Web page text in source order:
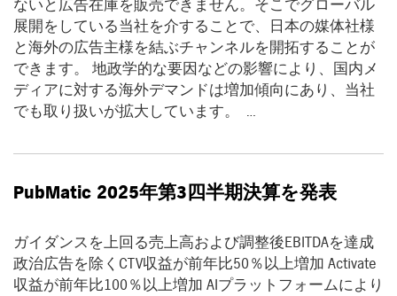
ないと広告在庫を販売できません。そこでグローバル
展開をしている当社を介することで、日本の媒体社様
と海外の広告主様を結ぶチャンネルを開拓することが
できます。 地政学的な要因などの影響により、国内メ
ディアに対する海外デマンドは増加傾向にあり、当社
でも取り扱いが拡大しています。 …
PubMatic 2025年第3 四半期決算を発表
ガイダンスを上回る売上高および調整後EBITDAを達成
政治広告を除くCTV収益が前年比50％以上増加 Activate
収益が前年比100％以上増加 AIプラットフォームにより